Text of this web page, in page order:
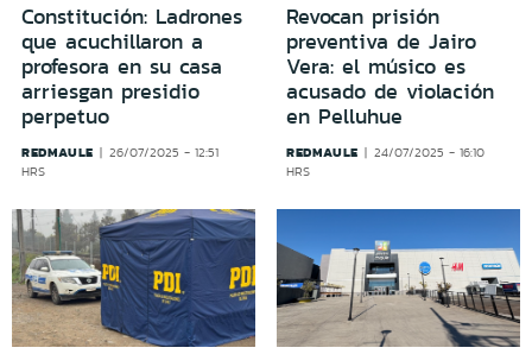
Constitución: Ladrones
que acuchillaron a
profesora en su casa
arriesgan presidio
perpetuo
REDMAULE
26/07/2025 - 12:51
HRS
Revocan prisión
preventiva de Jairo
Vera: el músico es
acusado de violación
en Pelluhue
REDMAULE
24/07/2025 - 16:10
HRS